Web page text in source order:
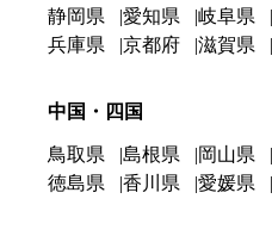
静岡県 愛知県 岐阜県
兵庫県
京都府 滋賀県
中国・四国
鳥取県 島根県 岡山県
徳島県
香川県 愛媛県